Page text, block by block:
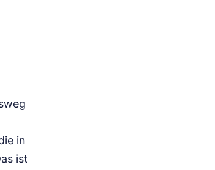
in
ist